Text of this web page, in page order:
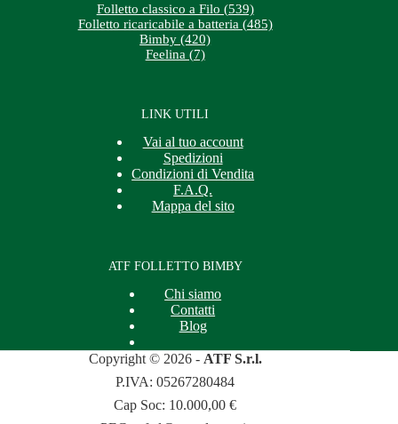
Folletto classico a Filo (539)
Folletto ricaricabile a batteria (485)
Bimby (420)
Feelina (7)
LINK UTILI
Vai al tuo account
Spedizioni
Condizioni di Vendita
F.A.Q.
Mappa del sito
ATF FOLLETTO BIMBY
Chi siamo
Contatti
Blog
Copyright © 2026 - ATF S.r.l.
P.IVA: 05267280484
Cap Soc: 10.000,00 €